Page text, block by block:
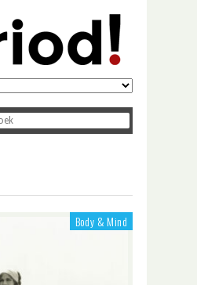
Body & Mind